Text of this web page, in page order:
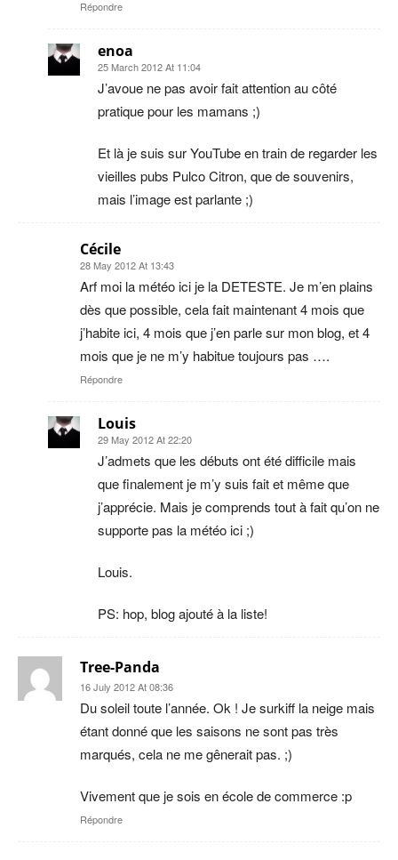
Répondre
enoa
25 March 2012 At 11:04
J’avoue ne pas avoir fait attention au côté
pratique pour les mamans ;)
Et là je suis sur YouTube en train de regarder les
vieilles pubs Pulco Citron, que de souvenirs,
mais l’image est parlante ;)
Cécile
28 May 2012 At 13:43
Arf moi la météo ici je la DETESTE. Je m’en plains
dès que possible, cela fait maintenant 4 mois que
j’habite ici, 4 mois que j’en parle sur mon blog, et 4
mois que je ne m’y habitue toujours pas ….
Répondre
Louis
29 May 2012 At 22:20
J’admets que les débuts ont été difficile mais
que finalement je m’y suis fait et même que
j’apprécie. Mais je comprends tout à fait qu’on ne
supporte pas la météo ici ;)
Louis.
PS: hop, blog ajouté à la liste!
Tree-Panda
16 July 2012 At 08:36
Du soleil toute l’année. Ok ! Je surkiff la neige mais
étant donné que les saisons ne sont pas très
marqués, cela ne me gênerait pas. ;)
Vivement que je sois en école de commerce :p
Répondre